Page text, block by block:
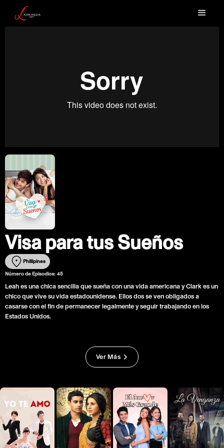
Visa para tus Sueños
Phillipines
Número de Episodios: 45
Leah es una chica sencilla que sueña con una vida americana y Clark es un
chico que vive su vida estadounidense. Ellos dos se ven obligados a
casarse con el fin de permanecer legalmente y seguir trabajando en los
Estados Unidos.
Ver Más